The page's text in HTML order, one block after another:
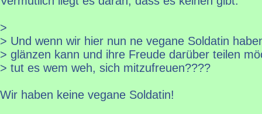
>
> Und wenn wir hier nun ne vegane Soldatin
> glänzen kann und ihre Freude darüber teilen
> tut es wem weh, sich mitzufreuen????
Wir haben keine vegane Soldatin!